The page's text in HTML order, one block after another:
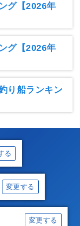
グ【2026年
グ【2026年
り船ランキン
る
変更する
変更する